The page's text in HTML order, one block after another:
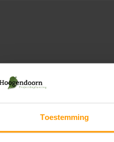
Toestemming